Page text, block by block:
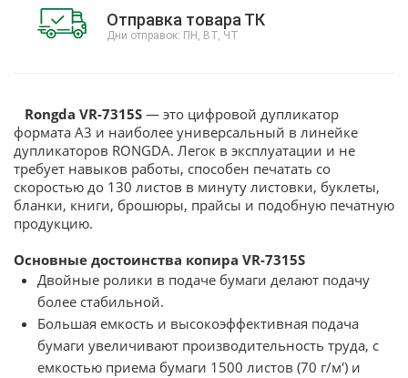
Отправка товара ТК
Дни отправок: ПН, ВТ, ЧТ
Rongda VR-7315S— это цифровой дупликатор
формата A3 и наиболее универсальный в линейке
дупликаторов RONGDA. Легок в эксплуатации и не
требует навыков работы, способен печатать со
скоростью до 130 листов в минуту листовки, буклеты,
бланки, книги, брошюры, прайсы и подобную печатную
продукцию.
Основные достоинства копира VR-7315S
Двойные ролики в подаче бумаги делают подачу
более стабильной.
Большая емкость и высокоэффективная подача
бумаги увеличивают производительность труда, с
емкостью приема бумаги 1500 листов (70 г/м') и